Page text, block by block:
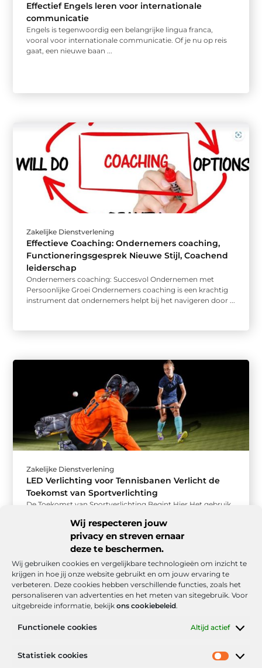
Wij respecteren jouw
privacy en streven ernaar
deze te beschermen.
Wij gebruiken cookies en vergelijkbare technologieën om inzicht te
krijgen in hoe jij onze website gebruikt en om jouw ervaring te
verbeteren. Deze cookies hebben verschillende functies, zoals het
personaliseren van advertenties en het meten van sitegebruik. Voor
uitgebreide informatie, bekijk ons cookiebeleid.
Functionele cookies Altijd actief
Statistiek cookies
Effectief Engels leren voor internationale
communicatie
Engels is tegenwoordig een belangrijke lingua franca,
vooral voor internationale communicatie. Of je nu op reis
gaat, een nieuwe baan ...
Zakelijke Dienstverlening
Effectieve Coaching: Ondernemers coaching,
Functioneringsgesprek Nieuwe Stijl, Coachend
leiderschap
Ondernemers coaching: Succesvol Ondernemen met
Persoonlijke Groei Ondernemers coaching is een krachtig
instrument dat ondernemers helpt bij het navigeren door ...
Zakelijke Dienstverlening
LED Verlichting voor Tennisbanen Verlicht de
Toekomst van Sportverlichting
De Toekomst van Sportverlichting Begint Hier Het gebruik
keuze geworden onder ...
Onze informatie